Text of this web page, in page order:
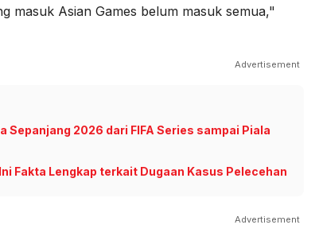
masuk Asian Games belum masuk semua,"
Advertisement
Sepanjang 2026 dari FIFA Series sampai Piala
Fakta Lengkap terkait Dugaan Kasus Pelecehan
Advertisement